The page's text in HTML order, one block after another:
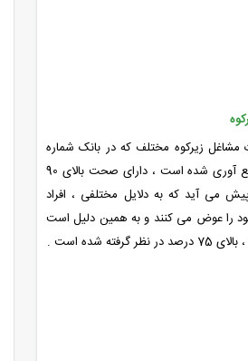
مشاغل زیرکوه مختلف که در بانک شماره
جمع آوری شده است ، دارای صحت بالای 90
می آید که به دلایل مختلفی ، افراد
را عوض می کنند و به همین دلیل است
شده است .